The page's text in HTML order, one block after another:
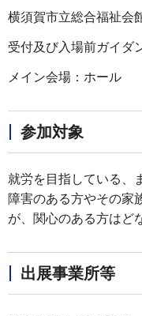
横須賀市立総合福祉会
受付及び入場前ガイダ
メイン会場：ホール
参加対象
就労を目指している、
障害のある方やその家
が、関心のある方はど
出展事業所等